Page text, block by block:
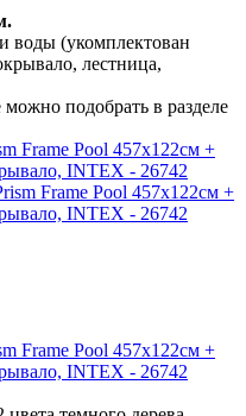
воды (укомплектован
лестница,
подобрать в разделе
Frame Pool 457х122см +
INTEX - 26742
Frame Pool 457х122см +
INTEX - 26742